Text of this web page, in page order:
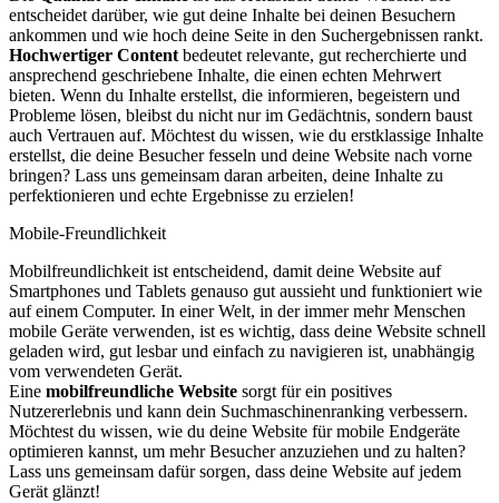
entscheidet darüber, wie gut deine Inhalte bei deinen Besuchern
ankommen und wie hoch deine Seite in den Suchergebnissen rankt.
Hochwertiger Content bedeutet relevante, gut recherchierte und
ansprechend geschriebene Inhalte, die einen echten Mehrwert
bieten. Wenn du Inhalte erstellst, die informieren, begeistern und
Probleme lösen, bleibst du nicht nur im Gedächtnis, sondern baust
auch Vertrauen auf. Möchtest du wissen, wie du erstklassige Inhalte
erstellst, die deine Besucher fesseln und deine Website nach vorne
bringen? Lass uns gemeinsam daran arbeiten, deine Inhalte zu
perfektionieren und echte Ergebnisse zu erzielen!
Mobile-Freundlichkeit
Mobilfreundlichkeit ist entscheidend, damit deine Website auf
Smartphones und Tablets genauso gut aussieht und funktioniert wie
auf einem Computer. In einer Welt, in der immer mehr Menschen
mobile Geräte verwenden, ist es wichtig, dass deine Website schnell
geladen wird, gut lesbar und einfach zu navigieren ist, unabhängig
vom verwendeten Gerät.
Eine mobilfreundliche Website sorgt für ein positives
Nutzererlebnis und kann dein Suchmaschinenranking verbessern.
Möchtest du wissen, wie du deine Website für mobile Endgeräte
optimieren kannst, um mehr Besucher anzuziehen und zu halten?
Lass uns gemeinsam dafür sorgen, dass deine Website auf jedem
Gerät glänzt!